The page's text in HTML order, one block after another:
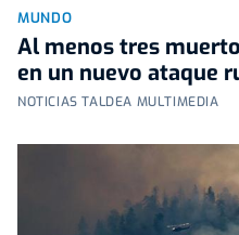
MUNDO
Al menos tres
en un nuevo ataque
NOTICIAS TALDEA MULTIMEDIA